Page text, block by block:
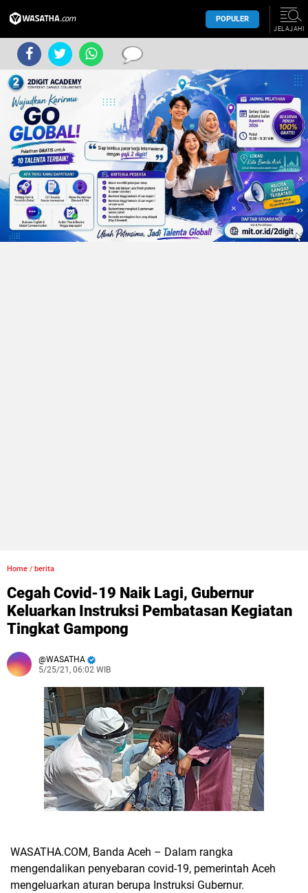
POPULER
JELAJAHI
Home / berita
Cegah Covid-19 Naik Lagi, Gubernur
Keluarkan Instruksi Pembatasan Kegiatan
Tingkat Gampong
WASATHA
5/25/21, 06:02 WIB
WASATHA.COM, Banda Aceh – Dalam rangka
mengendalikan penyebaran covid-19, pemerintah Aceh
mengeluarkan aturan berupa Instruksi Gubernur.